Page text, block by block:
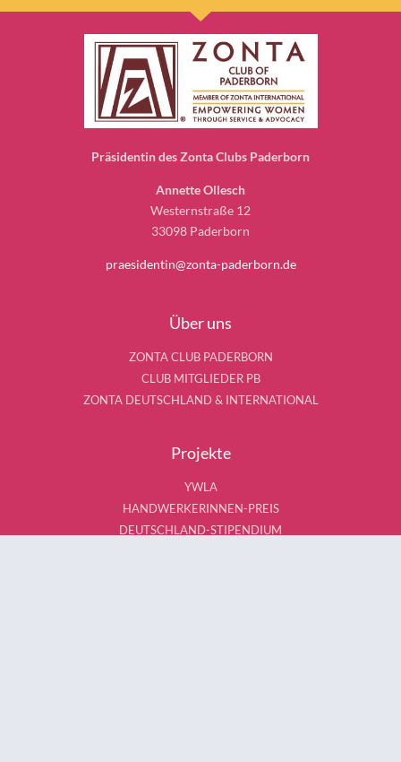
Präsidentin des Zonta Clubs Paderborn
Annette Ollesch
Westernstraße 12
33098 Paderborn
praesidentin@zonta-paderborn.de
Über uns
ZONTA CLUB PADERBORN
CLUB MITGLIEDER PB
ZONTA DEUTSCHLAND & INTERNATIONAL
Projekte
YWLA
HANDWERKERINNEN-PREIS
DEUTSCHLAND-STIPENDIUM